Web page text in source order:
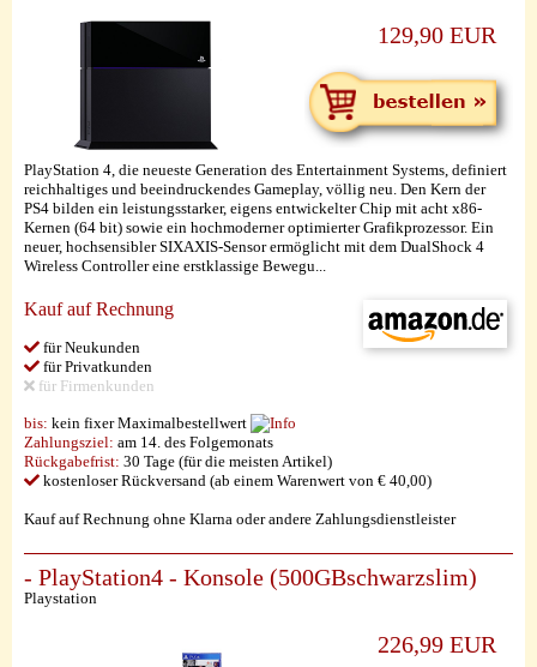
129,90 EUR
PlayStation 4, die neueste Generation des Entertainment Systems, definiert
reichhaltiges und beeindruckendes Gameplay, völlig neu. Den Kern der
PS4 bilden ein leistungsstarker, eigens entwickelter Chip mit acht x86-
Kernen (64 bit) sowie ein hochmoderner optimierter Grafikprozessor. Ein
neuer, hochsensibler SIXAXIS-Sensor ermöglicht mit dem DualShock 4
Wireless Controller eine erstklassige Bewegu...
Kauf auf Rechnung
für Neukunden
für Privatkunden
für Firmenkunden
bis: kein fixer Maximalbestellwert
Zahlungsziel: am 14. des Folgemonats
Rückgabefrist: 30 Tage (für die meisten Artikel)
kostenloser Rückversand (ab einem Warenwert von € 40,00)
Kauf auf Rechnung ohne Klarna oder andere Zahlungsdienstleister
- PlayStation4 - Konsole (500GBschwarzslim)
Playstation
226,99 EUR